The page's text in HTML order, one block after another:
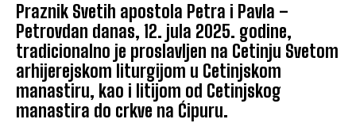
Praznik Svetih apostola Petra i Pavla –
Petrovdan danas, 12. jula 2025. godine,
tradicionalno je proslavljen na Cetinju Svetom
arhijerejskom liturgijom u Cetinjskom
manastiru, kao i litijom od Cetinjskog
manastira do crkve na Ćipuru.